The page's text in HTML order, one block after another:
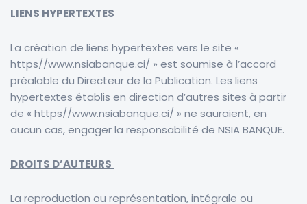
LIENS HYPERTEXTES
La création de liens hypertextes vers le site «
https//www.nsiabanque.ci/ » est soumise à l’accord
préalable du Directeur de la Publication. Les liens
hypertextes établis en direction d’autres sites à partir
de « https//www.nsiabanque.ci/ » ne sauraient, en
aucun cas, engager la responsabilité de NSIA BANQUE.
DROITS D’AUTEURS
La reproduction ou représentation, intégrale ou